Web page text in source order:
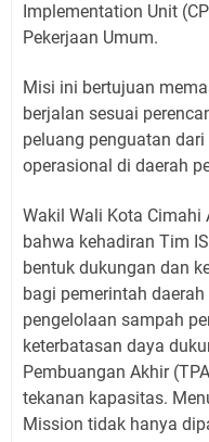
Implementation Unit
Pekerjaan Umum.
Misi ini bertujuan
berjalan sesuai
peluang penguatan
operasional di daerah
Wakil Wali Kota
bahwa kehadiran Tim
bentuk dukungan dan
bagi pemerintah
pengelolaan sampah
keterbatasan daya
Pembuangan Akhir
tekanan kapasitas.
Mission tidak hanya